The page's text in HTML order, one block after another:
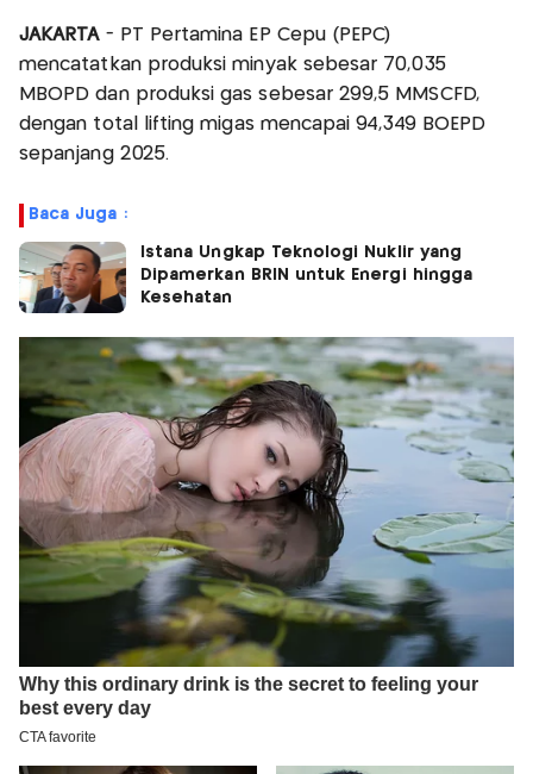
JAKARTA- PT Pertamina EP Cepu (PEPC)
mencatatkan produksi minyak sebesar 70,035
MBOPD dan produksi gas sebesar 299,5 MMSCFD,
dengan total lifting migas mencapai 94,349 BOEPD
sepanjang 2025.
Baca Juga :
Istana Ungkap Teknologi Nuklir yang
Dipamerkan BRIN untuk Energi hingga
Kesehatan